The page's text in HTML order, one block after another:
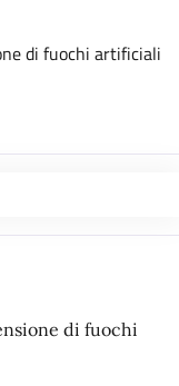
di fuochi artificiali
di fuochi